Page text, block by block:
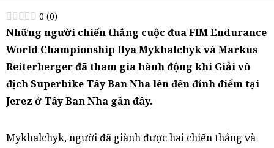
0 (0)
Những người chiến thắng cuộc đua FIM Endurance
World Championship Ilya Mykhalchyk và Markus
Reiterberger đã tham gia hành động khi Giải vô
địch Superbike Tây Ban Nha lên đến đỉnh điểm tại
Jerez ở Tây Ban Nha gần đây.
Mykhalchyk, người đã giành được hai chiến thắng và